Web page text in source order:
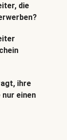
die
ihre
nur einen